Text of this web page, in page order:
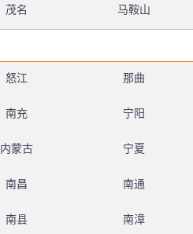
茂名 马鞍山
怒江 那曲
南充 宁阳
内蒙古 宁夏
南昌 南通
南县 南漳